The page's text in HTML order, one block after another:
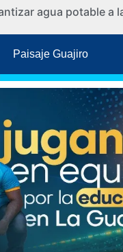
agua potable a
Paisaje Guajiro